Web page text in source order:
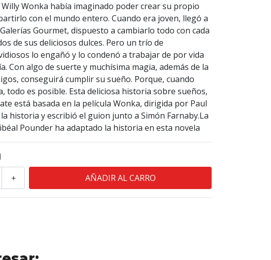
Wonka había imaginado poder crear su propio
con el mundo entero. Cuando era joven, llegó a
Gourmet, dispuesto a cambiarlo todo con cada
de sus deliciosos dulces. Pero un trío de
lo engañó y lo condenó a trabajar de por vida
Con algo de suerte y muchísima magia, además de la
conseguirá cumplir su sueño. Porque, cuando
todo es posible. Esta deliciosa historia sobre sueños,
está basada en la película Wonka, dirigida por Paul
historia y escribió el guion junto a Simón Farnaby.La
Pounder ha adaptado la historia en esta novela
+